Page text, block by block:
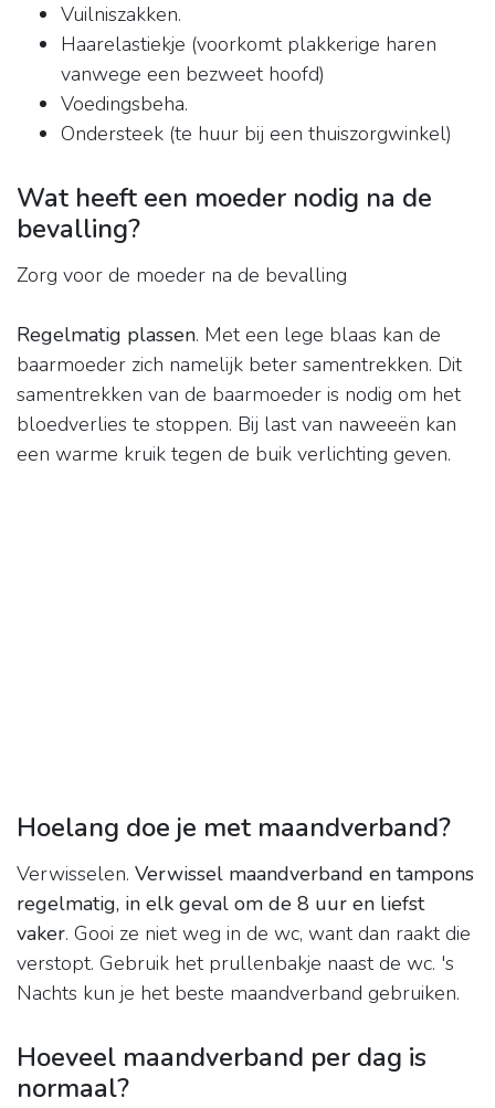
Vuilniszakken.
Haarelastiekje (voorkomt plakkerige haren
vanwege een bezweet hoofd)
Voedingsbeha.
Ondersteek (te huur bij een thuiszorgwinkel)
Wat heeft een moeder nodig na de
bevalling?
Zorg voor de moeder na de bevalling
Regelmatig plassen. Met een lege blaas kan de
baarmoeder zich namelijk beter samentrekken. Dit
samentrekken van de baarmoeder is nodig om het
bloedverlies te stoppen. Bij last van naweeën kan
een warme kruik tegen de buik verlichting geven.
Hoelang doe je met maandverband?
Verwisselen. Verwissel maandverband en tampons
regelmatig, in elk geval om de 8 uur en liefst
vaker. Gooi ze niet weg in de wc, want dan raakt die
verstopt. Gebruik het prullenbakje naast de wc. 's
Nachts kun je het beste maandverband gebruiken.
Hoeveel maandverband per dag is
normaal?